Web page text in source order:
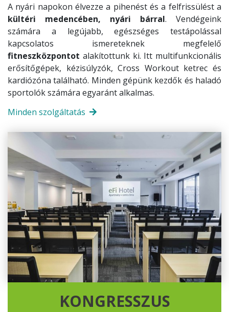
A nyári napokon élvezze a pihenést és a felfrissülést a
kültéri medencében, nyári bárral. Vendégeink
számára a legújabb, egészséges testápolással
kapcsolatos ismereteknek megfelelő
fitneszközpontot alakítottunk ki. Itt multifunkcionális
erősítőgépek, kézisúlyzók, Cross Workout ketrec és
kardiózóna található. Minden gépünk kezdők és haladó
sportolók számára egyaránt alkalmas.
Minden szolgáltatás
KONGRESSZUS